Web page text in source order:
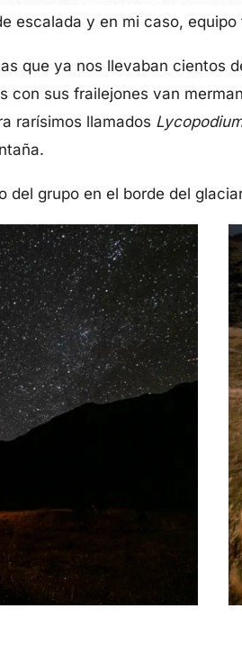
escalada y en mi caso,
que ya nos llevaban cientos
con sus frailejones van
rarísimos llamados
del grupo en el borde del